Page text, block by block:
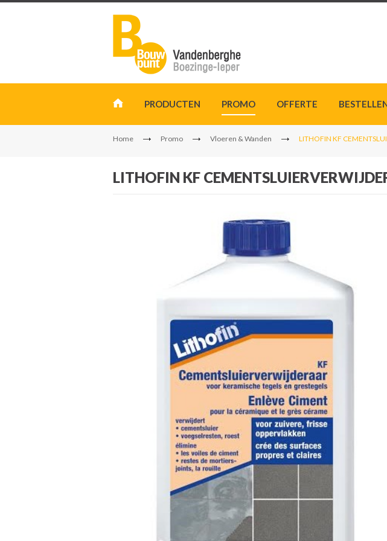
PRODUCTEN PROMO OFFERTE
Home Promo Vloeren & Wanden LITHOFIN KF
LITHOFIN KF